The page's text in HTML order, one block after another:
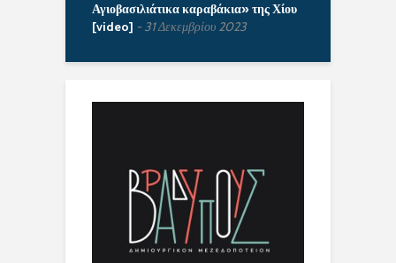
Αγιοβασιλιάτικα καραβάκια» της Χίου
[video]
31 Δεκεμβρίου 2023